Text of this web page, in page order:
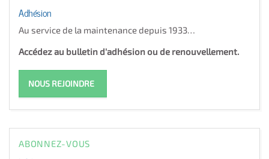
Adhésion
Au service de la maintenance depuis 1933…
Accédez au bulletin d'adhésion ou de renouvellement.
NOUS REJOINDRE
ABONNEZ-VOUS